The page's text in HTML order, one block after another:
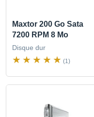
Maxtor 200 Go Sata
7200 RPM 8 Mo
Disque dur
(1)